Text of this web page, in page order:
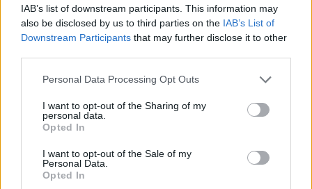
IAB’s list of downstream participants. This information may
also be disclosed by us to third parties on the IAB’s List of
Downstream Participants that may further disclose it to other
Personal Data Processing Opt Outs
I want to opt-out of the Sharing of my
personal data.
Opted In
I want to opt-out of the Sale of my
Personal Data.
Opted In
MISTERO IN FRANCIA
Giallo sulla morte di Montagnier,
SCONTRO SUL VACCINO
"La terza dose provoca l'Aids", il
falso Montagnier incendia i
social